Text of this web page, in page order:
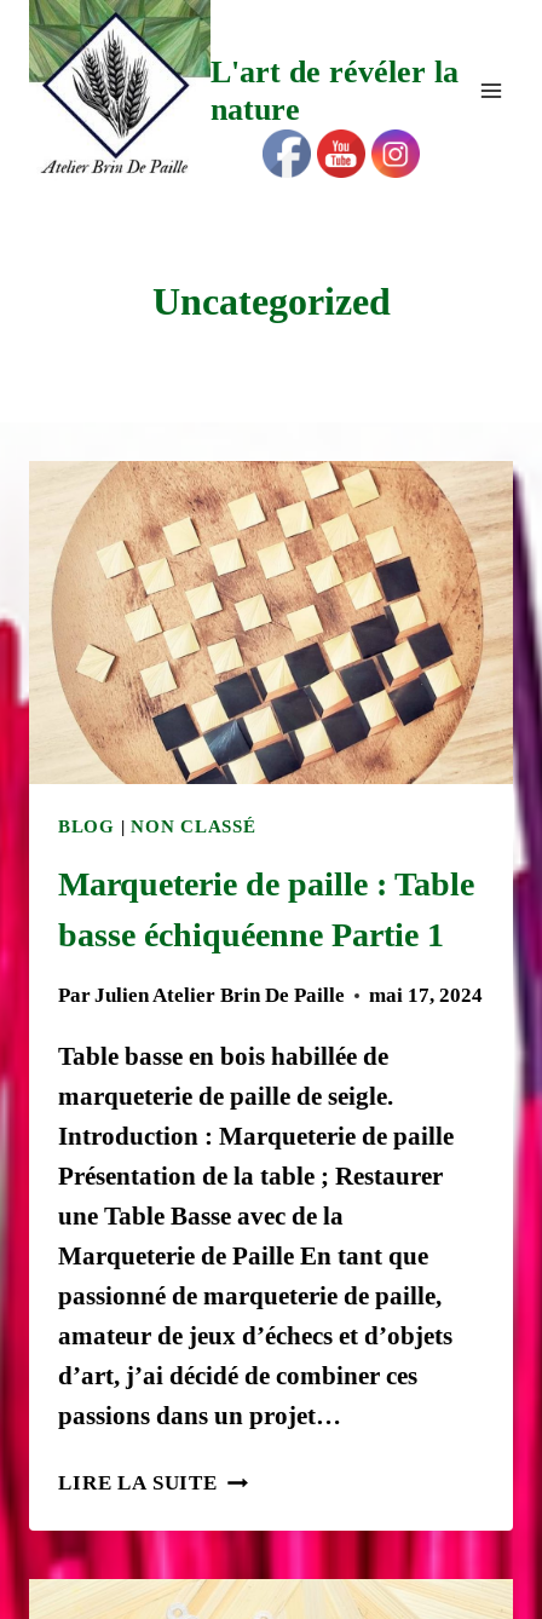
Aller
contenu
L'art de révéler la
nature
Uncategorized
BLOG |NON CLASSÉ
Marqueterie de paille : Table
basse échiquéenne Partie 1
ParJulien Atelier Brin De Paille mai 17, 2024
Table basse en bois habillée de
marqueterie de paille de seigle.
Introduction : Marqueterie de paille
Présentation de la table ; Restaurer
une Table Basse avec de la
Marqueterie de Paille En tant que
passionné de marqueterie de paille,
amateur de jeux d’échecs et d’objets
d’art, j’ai décidé de combiner ces
passions dans un projet…
LIRE LA SUITE MARQUETERIE
PAILLE
TABLE